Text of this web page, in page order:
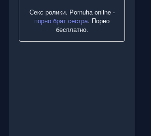
Секс ролики. Pornuha online -
порно брат сестра. Порно
бесплатно.